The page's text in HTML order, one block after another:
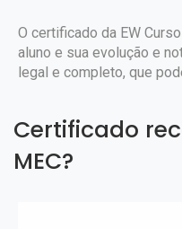
O certificado da EW
aluno e sua evolução e
legal e completo, que
Certificado
MEC?